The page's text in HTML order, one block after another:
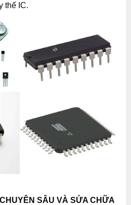
thế IC.
SÂU VÀ SỬA CHỮA